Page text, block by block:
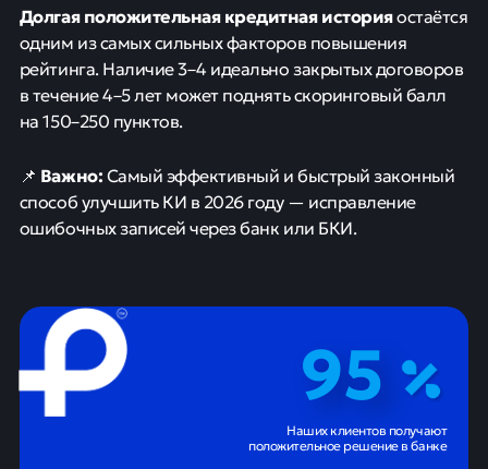
Долгая положительная кредитная историяостаётся
одним из самых сильных факторов повышения
рейтинга. Наличие 3–4 идеально закрытых договоров
в течение 4–5 лет может поднять скоринговый балл
на 150–250 пунктов.
📌 Важно:Самый эффективный и быстрый законный
способ улучшить КИ в 2026 году — исправление
ошибочных записей через банк или БКИ.
95
Наших клиентов получают
положительное решение в банке